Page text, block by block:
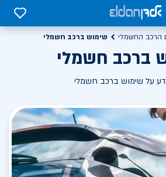
0
הרכב החשמלי שימוש ברכב חשמלי
ברכב חשמלי
על שימוש ברכב חשמלי